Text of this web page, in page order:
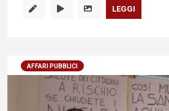
LEGGI
AFFARI PUBBLICI